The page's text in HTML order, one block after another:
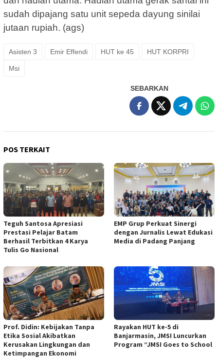
sudah dipajang satu unit sepeda dayung sinilai
jutaan rupiah. (ags)
Asisten 3 Emir Effendi HUT ke 45 HUT KORPRI
Msi
SEBARKAN
POS TERKAIT
Teguh Santosa Apresiasi
Prestasi Pelajar Batam
Berhasil Terbitkan 4 Karya
Tulis Go Nasional
EMP Grup Perkuat Sinergi
dengan Jurnalis Lewat Edukasi
Media di Padang Panjang
Prof. Didin: Kebijakan Tanpa
Etika Sosial Akibatkan
Kerusakan Lingkungan dan
Ketimpangan Ekonomi
Rayakan HUT ke-5 di
Banjarmasin, JMSI Luncurkan
Program “JMSI Goes to School